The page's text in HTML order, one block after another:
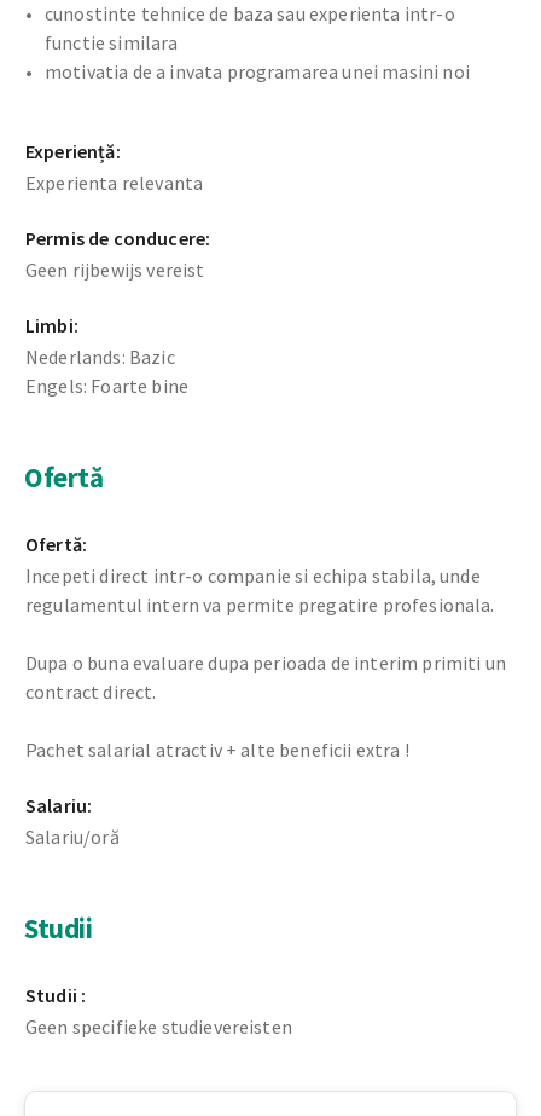
cunostinte tehnice de baza sau experienta intr-o
functie similara
motivatia de a invata programarea unei masini noi
Experiență:
Experienta relevanta
Permis de conducere:
Geen rijbewijs vereist
Limbi:
Nederlands: Bazic
Engels: Foarte bine
Ofertă
Ofertă:
Incepeti direct intr-o companie si echipa stabila, unde
regulamentul intern va permite pregatire profesionala.
Dupa o buna evaluare dupa perioada de interim primiti un
contract direct.
Pachet salarial atractiv + alte beneficii extra !
Salariu:
Salariu/oră
Studii
Studii :
Geen specifieke studievereisten